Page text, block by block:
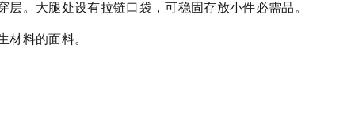
。大腿处设有拉链口袋，可稳固存放小件必需品。
材料的面料。